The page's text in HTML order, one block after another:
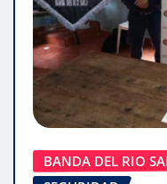
BANDA DEL RIO